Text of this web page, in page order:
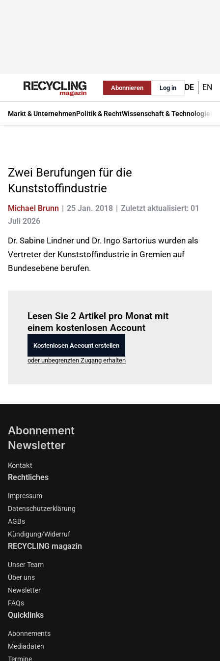
Abonnieren Log in DE EN
Markt & UnternehmenPolitik & RechtWissenschaft & Technologie
Zwei Berufungen für die
Kunststoffindustrie
Michael Brunn 25 Jan. 2018
Zuletzt aktualisiert: 01
Juli 2026
Dr. Sabine Lindner und Dr. Ingo Sartorius wurden als
Vertreter der Kunststoffindustrie in Gremien auf
Bundesebene berufen.
Lesen Sie 2 Artikel pro Monat mit
einem kostenlosen Account
Kostenlosen Account erstellen
oder unbegrenzten Zugang erhalten
Abonnement
Newsletter
Kontakt
Rechtliches
Impressum
Datenschutzerklärung
AGBs
Kündigung/Widerruf
RECYCLING magazin
Unser Team
Über uns
Newsletter
FAQs
Quicklinks
Abonnements
Mediadaten
Termine